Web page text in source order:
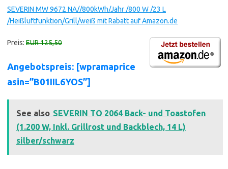
SEVERIN MW 9672 NA//800kWh/Jahr /800 W /23 L
/Heißluftfunktion/Grill/weiß mit Rabatt auf Amazon.de
Preis: EUR 125,50
Angebotspreis: [wpramaprice
asin=”B01IIL6YOS”]
See also SEVERIN TO 2064 Back- und Toastofen
(1.200 W, Inkl. Grillrost und Backblech, 14 L)
silber/schwarz